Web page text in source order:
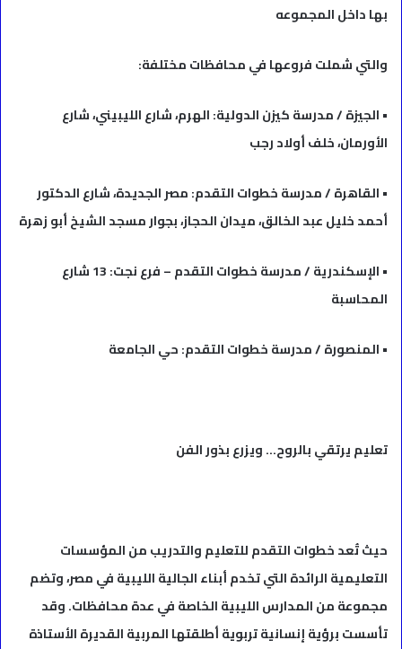
بها داخل المجموعه
والتي شملت فروعها في محافظات مختلفة:
• الجيزة / مدرسة كيزن الدولية: الهرم، شارع الليبيني، شارع
الأورمان، خلف أولاد رجب
• القاهرة / مدرسة خطوات التقدم: مصر الجديدة، شارع الدكتور
أحمد خليل عبد الخالق، ميدان الحجاز، بجوار مسجد الشيخ أبو زهرة
• الإسكندرية / مدرسة خطوات التقدم – فرع نجت: 13 شارع
المحاسبة
• المنصورة / مدرسة خطوات التقدم: حي الجامعة
تعليم يرتقي بالروح… ويزرع بذور الفن
حيث تُعد خطوات التقدم للتعليم والتدريب من المؤسسات
التعليمية الرائدة التي تخدم أبناء الجالية الليبية في مصر، وتضم
مجموعة من المدارس الليبية الخاصة في عدة محافظات. وقد
تأسست برؤية إنسانية تربوية أطلقتها المربية القديرة الأستاذة